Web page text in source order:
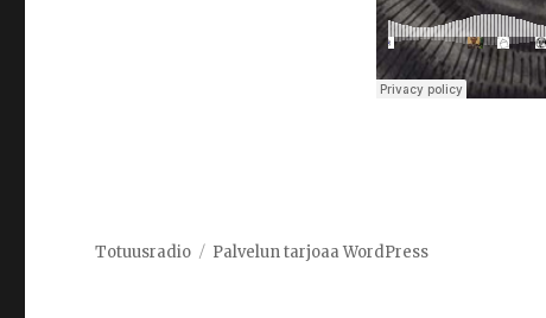
Totuusradio Palvelun tarjoaa WordPress